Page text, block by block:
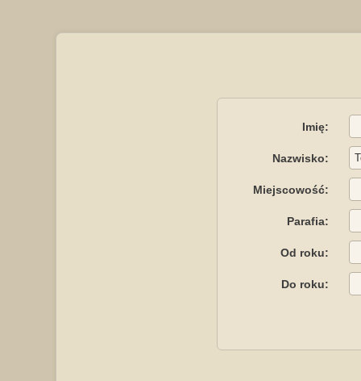
Imię:
Nazwisko:
Miejscowość:
Parafia:
Od roku:
Do roku: